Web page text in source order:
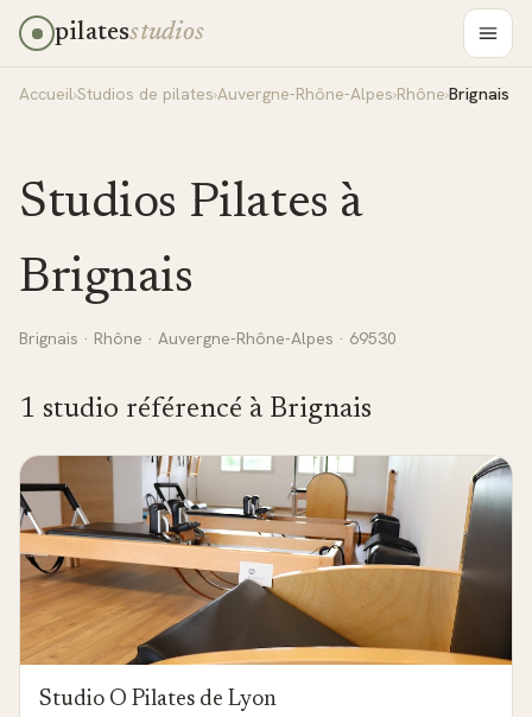
pilatesstudios
Accueil›Studios de pilates›Auvergne-Rhône-Alpes›Rhône›Brignais
Studios Pilates à
Brignais
Brignais · Rhône · Auvergne-Rhône-Alpes · 69530
1 studio référencé à Brignais
Studio O Pilates de Lyon